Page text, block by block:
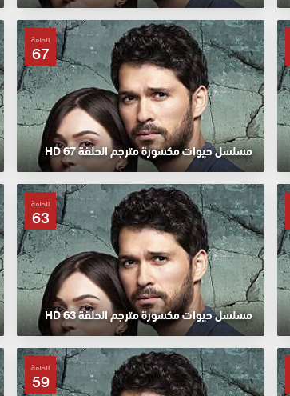
الحلقة
67
مسلسل حيوات مكسورة مترجم الحلقة 67 HD
الحلقة
63
مسلسل حيوات مكسورة مترجم الحلقة 63 HD
الحلقة
59